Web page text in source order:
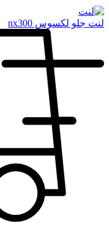
لنت جلو لکسوس nx300